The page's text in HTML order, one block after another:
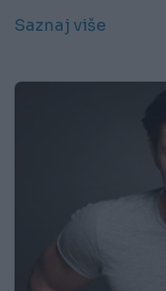
Saznaj više